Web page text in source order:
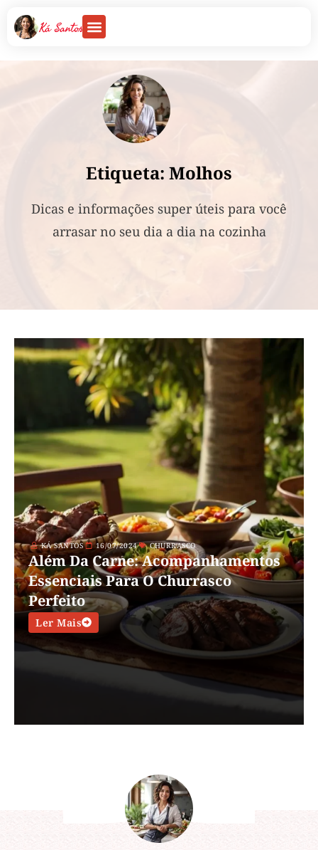
Etiqueta: Molhos
Dicas e informações super úteis para você
arrasar no seu dia a dia na cozinha
KÁ SANTOS 16/07/2024 CHURRASCO
Além Da Carne: Acompanhamentos
Essenciais Para O Churrasco
Perfeito
Ler Mais